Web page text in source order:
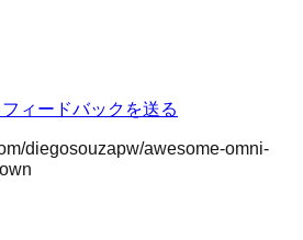
フィードバックを送る
diegosouzapw/awesome-omni-